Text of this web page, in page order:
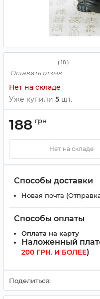
( 18 )
Оставить отзыв
Нет на складе
Уже купили 5 шт.
188 грн
Нет на складе
Способы доставки
Новая почта
Способы оплаты
Оплата на карту
Наложенный
200 ГРН. И БОЛЕЕ)
Поделиться: